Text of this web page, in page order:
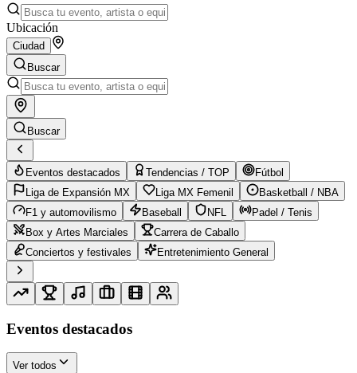
Ubicación
Ciudad
Buscar
Buscar
Eventos destacados Tendencias / TOP
Fútbol
Liga de Expansión MX
Liga MX Femenil
Basketball / NBA
F1 y automovilismo
Baseball NFL
Padel / Tenis
Box y Artes Marciales
Carrera de Caballo
Conciertos y festivales
Entretenimiento General
Eventos destacados
Ver todos